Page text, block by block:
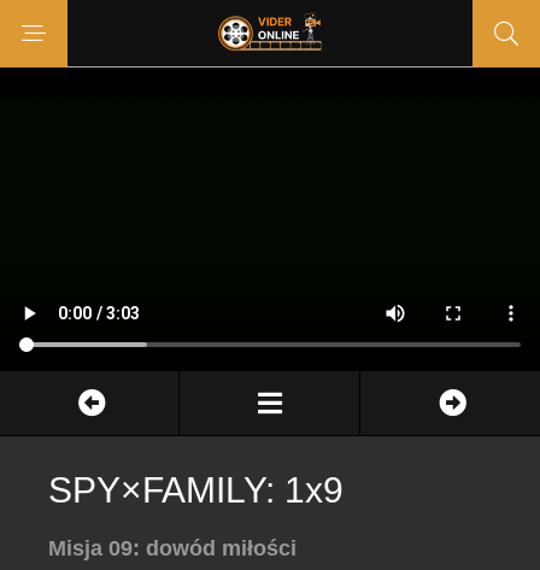
SPY×FAMILY: 1x9
Misja 09: dowód miłości